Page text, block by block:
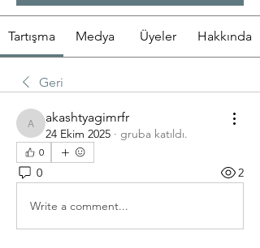
Tartışma Medya Üyeler Hakkında
Geri
akashtyagimrfr
akashtyagimrfr
24 Ekim 2025 · gruba katıldı.
0
0 2
Write a comment...